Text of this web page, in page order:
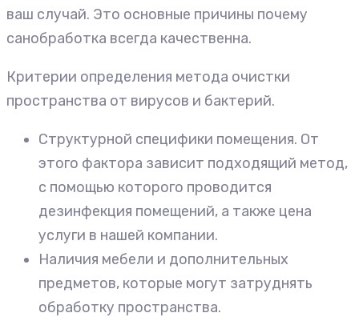
ваш случай. Это основные причины почему
санобработка всегда качественна.
Критерии определения метода очистки
пространства от вирусов и бактерий.
Структурной специфики помещения. От
этого фактора зависит подходящий метод,
с помощью которого проводится
дезинфекция помещений, а также цена
услуги в нашей компании.
Наличия мебели и дополнительных
предметов, которые могут затруднять
обработку пространства.